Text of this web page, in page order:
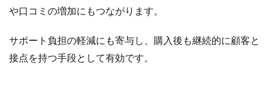
や口コミの増加にもつながります。
サポート負担の軽減にも寄与し、購入後も継続的に顧客と
接点を持つ手段として有効です。